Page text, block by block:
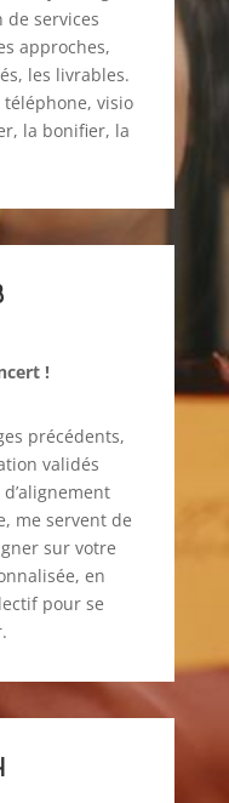
services
approches,
les livrables.
visio
la bonifier, la
!
précédents,
validés
me servent de
sur votre
en
pour se